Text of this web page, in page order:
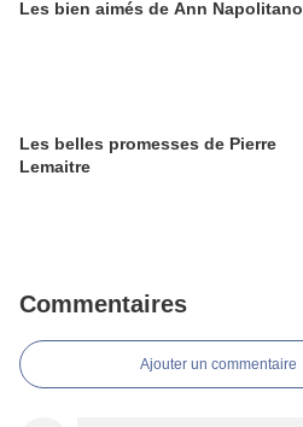
Les bien aimés de Ann Napolitano
Les belles promesses de Pierre
Lemaitre
Commentaires
Ajouter un commentaire